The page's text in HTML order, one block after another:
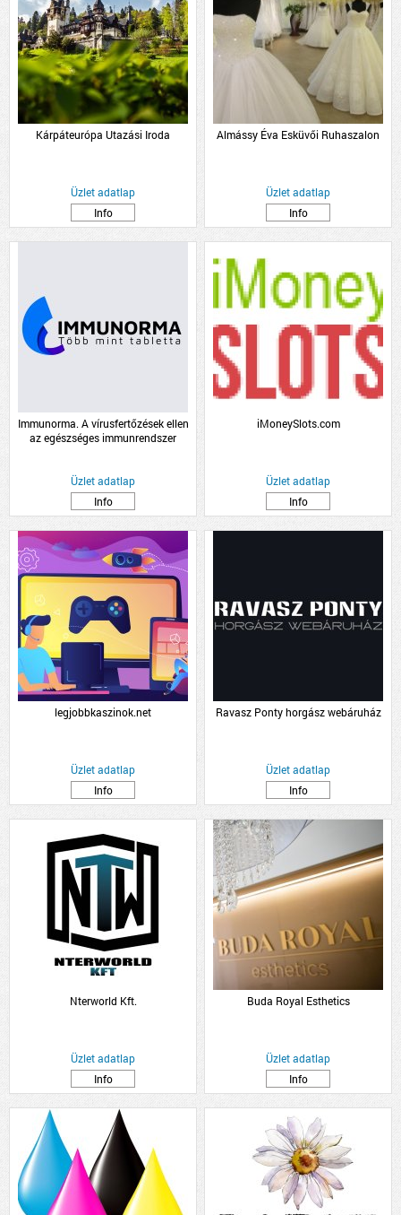
Kárpáteurópa Utazási Iroda
Üzlet adatlap
Info
Almássy Éva Esküvői Ruhaszalon
Üzlet adatlap
Info
Immunorma. A vírusfertőzések ellen
az egészséges immunrendszer
Üzlet adatlap
Info
iMoneySlots.com
Üzlet adatlap
Info
legjobbkaszinok.net
Üzlet adatlap
Info
Ravasz Ponty horgász webáruház
Üzlet adatlap
Info
Nterworld Kft.
Üzlet adatlap
Info
Buda Royal Esthetics
Üzlet adatlap
Info